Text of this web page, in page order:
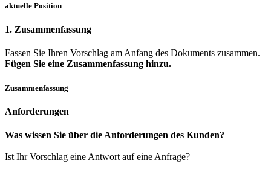
aktuelle Position
1. Zusammenfassung
Fassen Sie Ihren Vorschlag am Anfang des Dokuments zusammen.
Fügen Sie eine Zusammenfassung hinzu.
Zusammenfassung
Anforderungen
Was wissen Sie über die Anforderungen des Kunden?
Ist Ihr Vorschlag eine Antwort auf eine Anfrage?